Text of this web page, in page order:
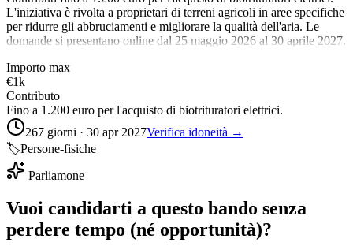
L'iniziativa è rivolta a proprietari di terreni agricoli in aree specifiche
per ridurre gli abbruciamenti e migliorare la qualità dell'aria. Le
domande si presentano online dal 25 maggio 2026 al 30 aprile 2027.
Importo max
€1k
Contributo
Fino a 1.200 euro per l'acquisto di biotrituratori elettrici.
267 giorni · 30 apr 2027Verifica idoneità →
🏷️Persone-fisiche
Parliamone
Vuoi candidarti a questo bando senza
perdere tempo (né opportunità)?